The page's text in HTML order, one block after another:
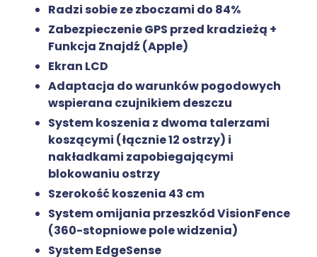
Radzi sobie ze zboczami do 84%
Zabezpieczenie GPS przed kradzieżą +
Funkcja Znajdź (Apple)
Ekran LCD
Adaptacja do warunków pogodowych
wspierana czujnikiem deszczu
System koszenia z dwoma talerzami
koszącymi (łącznie 12 ostrzy) i
nakładkami zapobiegającymi
blokowaniu ostrzy
Szerokość koszenia 43 cm
System omijania przeszkód VisionFence
(360-stopniowe pole widzenia)
System EdgeSense